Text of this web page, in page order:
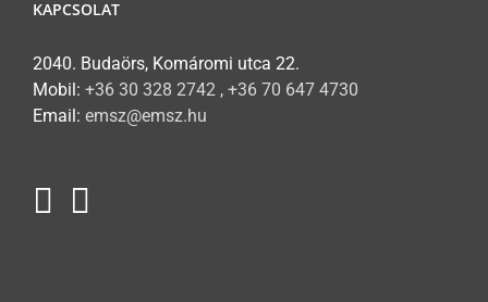
KAPCSOLAT
2040. Budaörs, Komáromi utca 22.
Mobil: +36 30 328 2742 , +36 70 647 4730
Email: emsz@emsz.hu